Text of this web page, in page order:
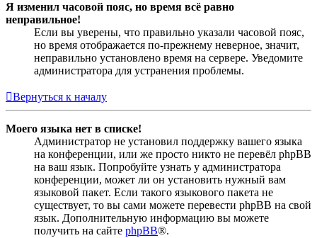
Я изменил часовой пояс, но время всё равно
неправильное!
Если вы уверены, что правильно указали часовой пояс,
но время отображается по-прежнему неверное, значит,
неправильно установлено время на сервере. Уведомите
администратора для устранения проблемы.
Вернуться к началу
Моего языка нет в списке!
Администратор не установил поддержку вашего языка
на конференции, или же просто никто не перевёл phpBB
на ваш язык. Попробуйте узнать у администратора
конференции, может ли он установить нужный вам
языковой пакет. Если такого языкового пакета не
существует, то вы сами можете перевести phpBB на свой
язык. Дополнительную информацию вы можете
получить на сайте phpBB®.